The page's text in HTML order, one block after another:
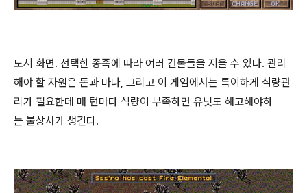
도시 화면. 선택한 종족에 따라 여러 건물들을 지을 수 있다. 관리
해야 할 자원은 돈과 마나, 그리고 이 게임에서는 특이하게 식량관
리가 필요한데 매 턴마다 식량이 부족하면 유닛도 해고해야하
는 불상사가 생긴다.